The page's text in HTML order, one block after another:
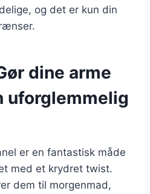
og det er kun din
dine arme
uforglemmelig
er en fantastisk måde
med et krydret twist.
dem til morgenmad,